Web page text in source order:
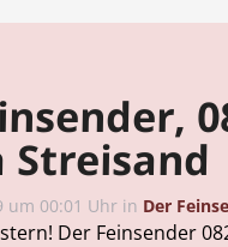
Streisand
um 00:01 Uhr in Der
Der Feinsender